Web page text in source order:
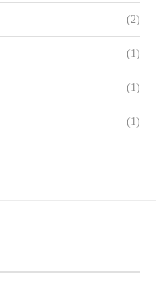
(2)
(1)
(1)
(1)